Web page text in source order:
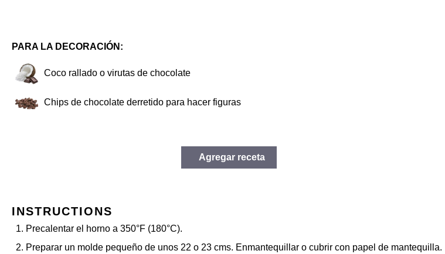
PARA LA DECORACIÓN:
Coco rallado o virutas de chocolate
Chips de chocolate derretido para hacer figuras
Agregar receta
INSTRUCTIONS
Precalentar el horno a 350°F (180°C).
Preparar un molde pequeño de unos 22 o 23 cms. Enmantequillar o cubrir con papel de mantequilla.